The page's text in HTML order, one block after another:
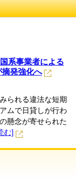
系事業者による
発強化へ
られる違法な短期
ムで日貸しが行わ
懸念が寄せられた
む]